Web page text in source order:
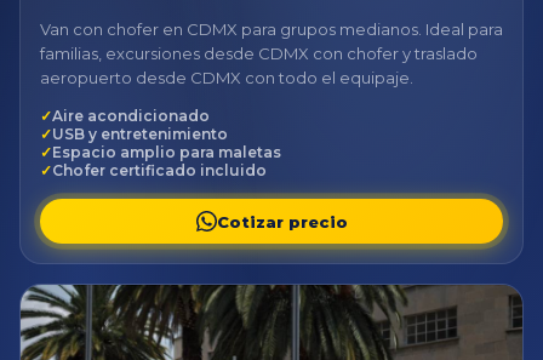
Van con chofer en CDMX para grupos medianos. Ideal para
familias, excursiones desde CDMX con chofer y traslado
aeropuerto desde CDMX con todo el equipaje.
Aire acondicionado
USB y entretenimiento
Espacio amplio para maletas
Chofer certificado incluido
Cotizar precio